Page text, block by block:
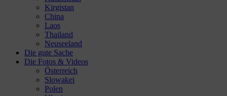
Kirgistan
China
Laos
Thailand
Neuseeland
Die gute Sache
Die Fotos & Videos
Österreich
Slowakei
Polen